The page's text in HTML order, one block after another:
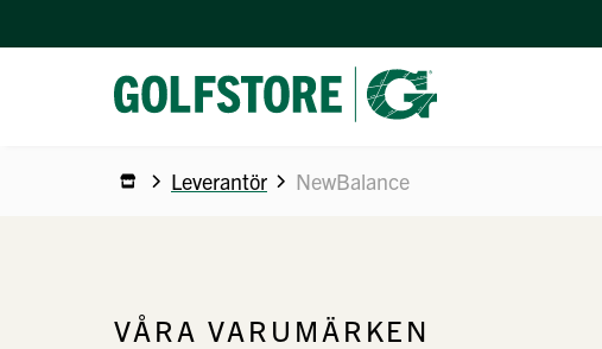
Leverantör NewBalance
VÅRA VARUMÄRKEN